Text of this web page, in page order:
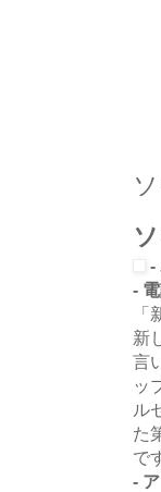
-
-
新
言
ッ
ル
た
で
-